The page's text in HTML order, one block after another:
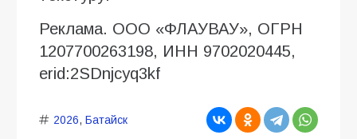
Реклама. ООО «ФЛАУВАУ», ОГРН
1207700263198, ИНН 9702020445,
erid:2SDnjcyq3kf
2026, Батайск